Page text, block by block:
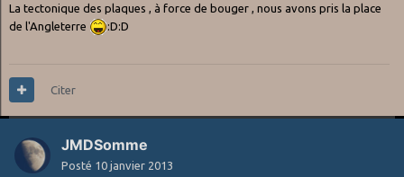
La tectonique des plaques , à force de bouger , nous avons pris la place
de l'Angleterre
:D:D
Citer
JMDSomme
Posté 10 janvier 2013